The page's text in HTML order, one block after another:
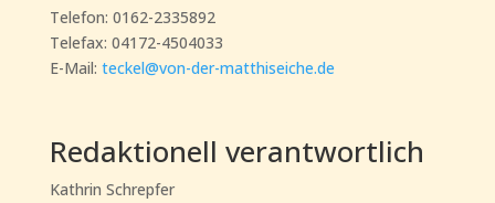
Telefon: 0162-2335892
Telefax: 04172-4504033
E-Mail: teckel@von-der-matthiseiche.de
Redaktionell verantwortlich
Kathrin Schrepfer